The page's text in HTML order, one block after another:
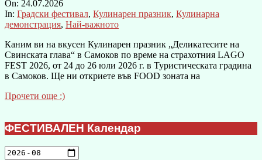
On: 24.07.2026
In: Градски фестивал, Кулинарен празник, Кулинарна
демонстрация, Най-важното
Каним ви на вкусен Кулинарен празник „Деликатесите на
Свинската глава“ в Самоков по време на страхотния LAGO
FEST 2026, от 24 до 26 юли 2026 г. в Туристическата градина
в Самоков. Ще ни откриете във FOOD зоната на
Прочети още :)
ФЕСТИВАЛЕН Календар